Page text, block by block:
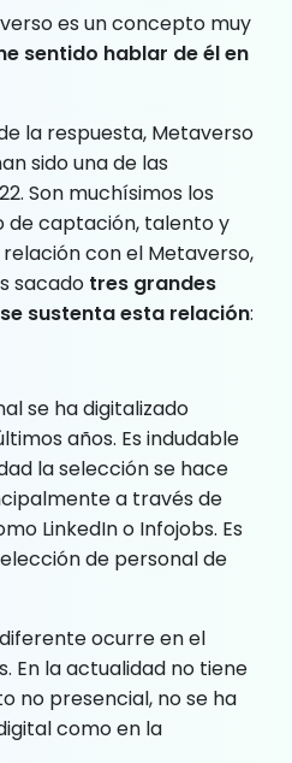
es un concepto muy
sentido hablar de él en
la respuesta, Metaverso
sido una de las
Son muchísimos los
de captación, talento y
con el Metaverso,
sacado tres grandes
sustenta esta relación:
se ha digitalizado
años. Es indudable
la selección se hace
a través de
LinkedIn o Infojobs. Es
de personal de
ocurre en el
En la actualidad no tiene
no presencial, no se ha
como en la